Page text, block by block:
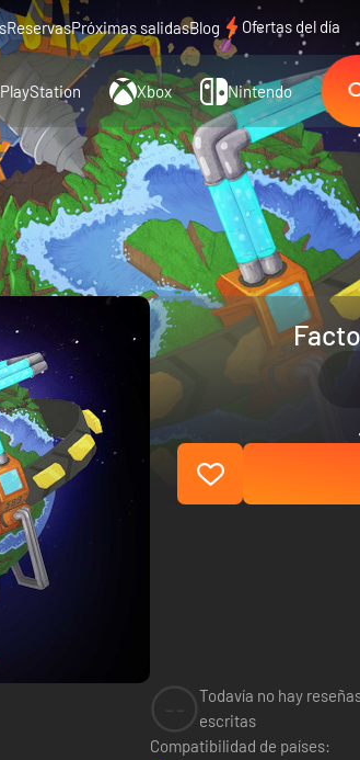
ReservasPróximas salidasBlog Ofertas del día
PlayStation Xbox Nintendo
Todavía no hay
escritas
Compatibilidad de países: